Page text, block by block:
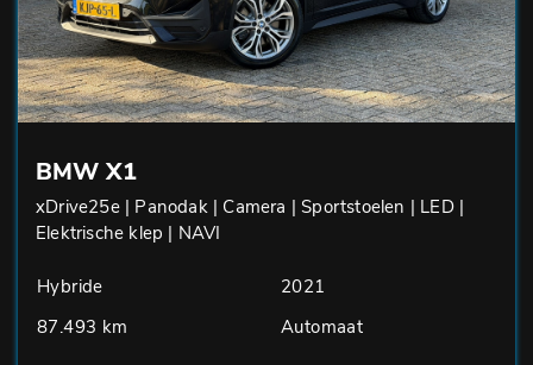
BMW X1
xDrive25e | Panodak | Camera | Sportstoelen | LED |
Elektrische klep | NAVI
Hybride
2021
87.493 km
Automaat